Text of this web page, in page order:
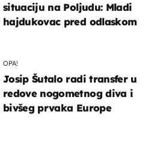
situaciju na Poljudu: Mladi
hajdukovac pred odlaskom
OPA!
Josip Šutalo radi transfer u
redove nogometnog diva i
bivšeg prvaka Europe